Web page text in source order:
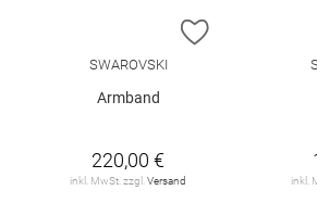
ZUR
SWAROVSKI
Armband
220,00 €
inkl. MwSt. zzgl. Versand inkl.